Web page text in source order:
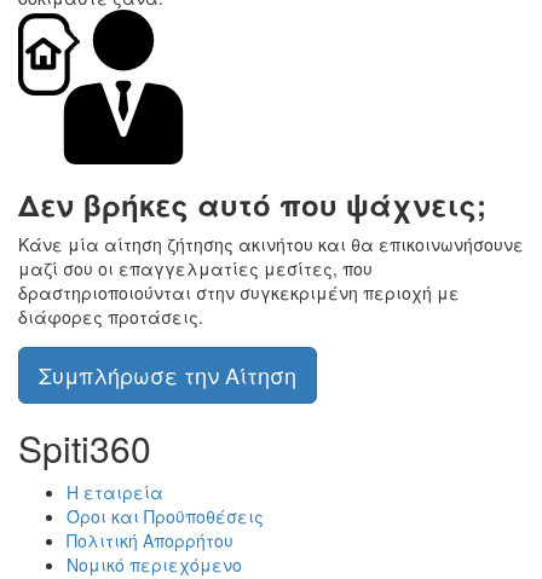
Δεν βρήκες αυτό που ψάχνεις;
Κάνε μία αίτηση ζήτησης ακινήτου και θα επικοινωνήσουνε
μαζί σου οι επαγγελματίες μεσίτες, που
δραστηριοποιούνται στην συγκεκριμένη περιοχή με
διάφορες προτάσεις.
Συμπλήρωσε την Αίτηση
Spiti360
Η εταιρεία
Όροι και Προϋποθέσεις
Πολιτική Απορρήτου
Νομικό περιεχόμενο